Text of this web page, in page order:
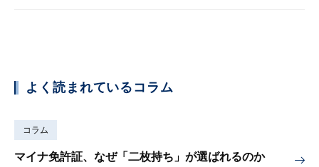
よく読まれているコラム
コラム
マイナ免許証、なぜ「二枚持ち」が選ばれるのか